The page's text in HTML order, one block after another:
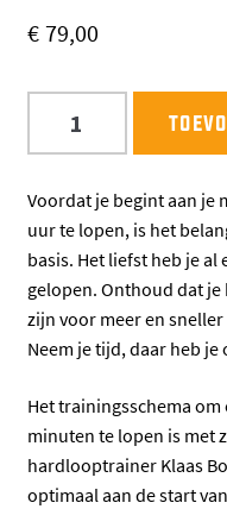
€ 79,00
marathon
3,5
uur
aantal
Voordat je begint aan je
uur te lopen, is het
basis. Het liefst heb je
gelopen. Onthoud dat
zijn voor meer en
Neem je tijd, daar heb
Het trainingsschema
minuten te lopen is met
hardlooptrainer Klaas
optimaal aan de start